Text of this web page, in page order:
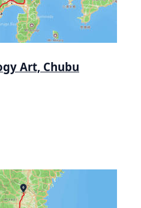
Art, Chubu